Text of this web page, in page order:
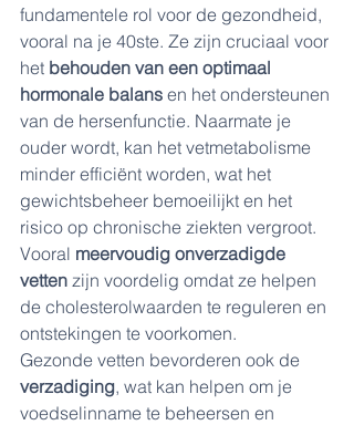
fundamentele rol voor de gezondheid,
vooral na je 40ste. Ze zijn cruciaal voor
het behouden van een optimaal
hormonale balans en het ondersteunen
van de hersenfunctie. Naarmate je
ouder wordt, kan het vetmetabolisme
minder efficiënt worden, wat het
gewichtsbeheer bemoeilijkt en het
risico op chronische ziekten vergroot.
Vooral meervoudig onverzadigde
vetten zijn voordelig omdat ze helpen
de cholesterolwaarden te reguleren en
ontstekingen te voorkomen.
Gezonde vetten bevorderen ook de
verzadiging, wat kan helpen om je
voedselinname te beheersen en